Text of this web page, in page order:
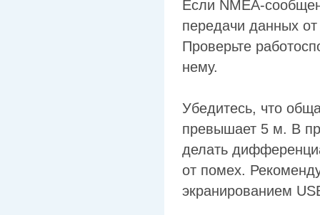
Если NMEA-
передачи данных
Проверьте
нему.
Убедитесь, что
превышает 5 м. В
делать
от помех.
экранированием